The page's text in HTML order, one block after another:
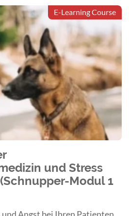
E-Learning Course
und Stress
Modul 1